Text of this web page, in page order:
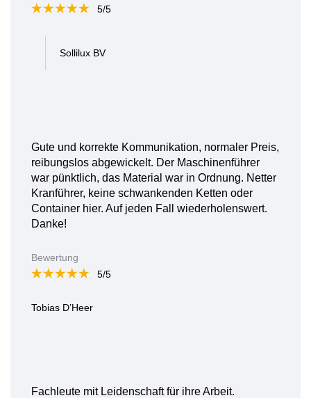
Sollilux BV
5/5
Gute und korrekte Kommunikation, normaler Preis,
reibungslos abgewickelt. Der Maschinenführer
war pünktlich, das Material war in Ordnung. Netter
Kranführer, keine schwankenden Ketten oder
Container hier. Auf jeden Fall wiederholenswert.
Danke!
Tobias D’Heer
Bewertung
5/5
Fachleute mit Leidenschaft für ihre Arbeit.